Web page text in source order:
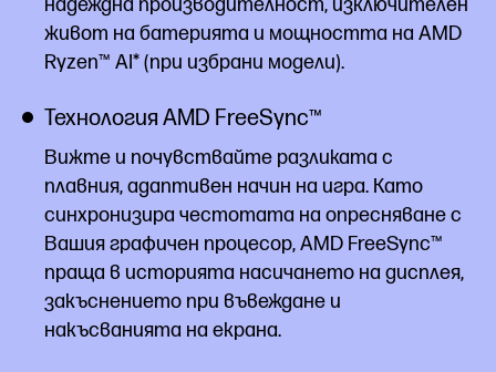
надеждна производителност, изключителен
живот на батерията и мощността на AMD
Ryzen™ AI* (при избрани модели).
Технология AMD FreeSync™
Вижте и почувствайте разликата с
плавния, адаптивен начин на игра. Като
синхронизира честотата на опресняване с
Вашия графичен процесор, AMD FreeSync™
праща в историята насичането на дисплея,
закъснението при въвеждане и
накъсванията на екрана.